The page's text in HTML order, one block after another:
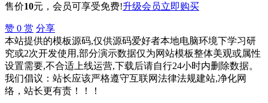
售价10元 ，会员可享受免费!升级会员立即购买
赞 0 赏 分享
本站提供的模板源码,仅供源码爱好者本地电脑环境下学习研
究或2次开发使用,部分演示数据仅为网站模板整体美观或属性
设置需要,不合适上线运营,下载后请自行24小时内删除数据。
我们倡议：站长应该严格遵守互联网法律法规建站,净化网
络，站长更有责！！！